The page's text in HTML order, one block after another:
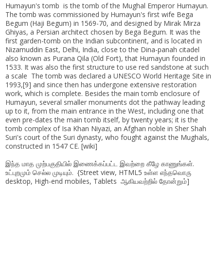
Humayun's tomb is the tomb of the Mughal Emperor Humayun.
The tomb was commissioned by Humayun's first wife Bega
Begum (Haji Begum) in 1569-70, and designed by Mirak Mirza
Ghiyas, a Persian architect chosen by Bega Begum. It was the
first garden-tomb on the Indian subcontinent, and is located in
Nizamuddin East, Delhi, India, close to the Dina-panah citadel
also known as Purana Qila (Old Fort), that Humayun founded in
1533. It was also the first structure to use red sandstone at such
a scale The tomb was declared a UNESCO World Heritage Site in
1993,[9] and since then has undergone extensive restoration
work, which is complete. Besides the main tomb enclosure of
Humayun, several smaller monuments dot the pathway leading
up to it, from the main entrance in the West, including one that
even pre-dates the main tomb itself, by twenty years; it is the
tomb complex of Isa Khan Niyazi, an Afghan noble in Sher Shah
Suri's court of the Suri dynasty, who fought against the Mughals,
constructed in 1547 CE. [wiki]
இந்த மாத முற்பகுதியில் இணைக்கப்பட்ட இவற்றை கீழே காணுங்கள்.
உட்புறமும் செல்ல முடியும். {Street view, HTML5 உள்ள எந்தவொரு
desktop, High-end mobiles, Tablets ஆகியவற்றில் தோன்றும்]